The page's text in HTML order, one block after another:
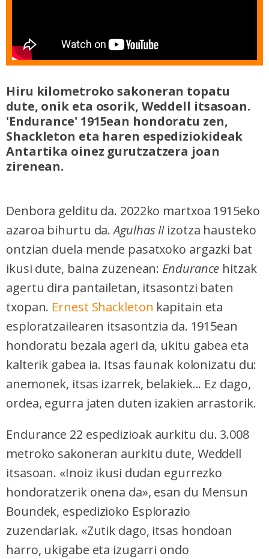
Hiru kilometroko sakoneran topatu
dute, onik eta osorik, Weddell itsasoan.
'Endurance' 1915ean hondoratu zen,
Shackleton eta haren espediziokideak
Antartika oinez gurutzatzera joan
zirenean.
Denbora gelditu da. 2022ko martxoa 1915eko
azaroa bihurtu da.Agulhas II izotza hausteko
ontzian duela mende pasatxoko argazki bat
ikusi dute, baina zuzenean: Endurance hitzak
agertu dira pantailetan, itsasontzi baten
txopan. Ernest Shackleton kapitain eta
esploratzailearen itsasontzia da. 1915ean
hondoratu bezala ageri da, ukitu gabea eta
kalterik gabea ia. Itsas faunak kolonizatu du:
anemonek, itsas izarrek, belakiek... Ez dago,
ordea, egurra jaten duten izakien arrastorik.
Endurance 22 espedizioakaurkitu du. 3.008
metroko sakoneran aurkitu dute, Weddell
itsasoan. «Inoiz ikusi dudan egurrezko
hondoratzerik onena da», esan du Mensun
Boundek, espedizioko Esplorazio
zuzendariak. «Zutik dago, itsas hondoan
harro, ukigabe eta izugarri ondo